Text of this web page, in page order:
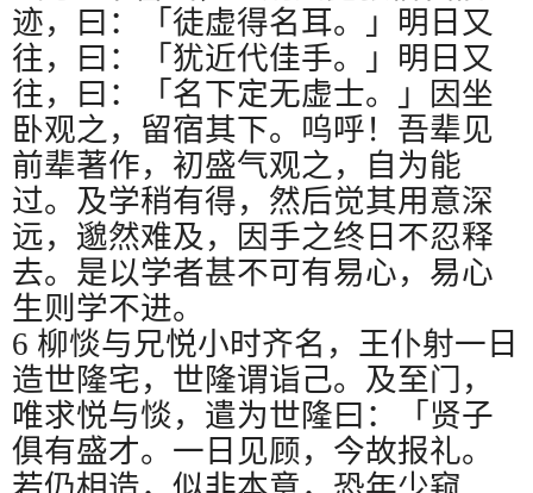
迹，曰：「徒虚得名耳。」明日又
往，曰：「犹近代佳手。」明日又
往，曰：「名下定无虚士。」因坐
卧观之，留宿其下。呜呼！吾辈见
前辈著作，初盛气观之，自为能
过。及学稍有得，然后觉其用意深
远，邈然难及，因手之终日不忍释
去。是以学者甚不可有易心，易心
生则学不进。
6 柳惔与兄悦小时齐名，王仆射一日
造世隆宅，世隆谓诣己。及至门，
唯求悦与惔，遣为世隆曰：「贤子
俱有盛才。一日见顾，今故报礼。